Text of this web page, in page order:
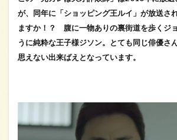
が、同年に「ショッピング王ルイ」が放送さ
ますか！？ 腹に一物ありの裏街道を歩くジ
うに純粋な王子様ジソン。とても同じ俳優さ
思えない出来ばえとなっています。